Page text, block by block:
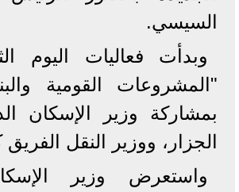
السيسي.
وبدأت فعاليات اليوم
"المشروعات القومية
بمشاركة وزير الإسكان
الجزار، ووزير النقل
واستعرض وزير